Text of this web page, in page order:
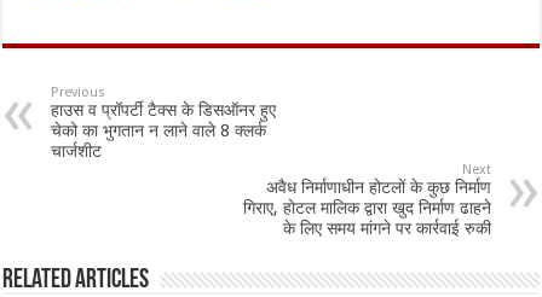
e
b
o
o
at
sA
p
ai ar
Previous
हाउस व प्रॉपर्टी टैक्स के डिसऑनर हुए
चेको का भुगतान न लाने वाले 8 क्लर्क
चार्जशीट
Next
अवैध निर्माणाधीन होटलों के कुछ निर्माण
गिराए, होटल मालिक द्वारा खुद निर्माण ढाहने
के लिए समय मांगने पर कार्रवाई रुकी
Related Articles